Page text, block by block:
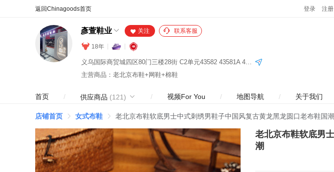
彥萱鞋业
18年
关注 联系客服
义乌国际商贸城四区80门三楼28街 C2单元43582 43581A 43581B 43583B 43583A
主营商品：老北京布鞋+网鞋+棉鞋
首页 / 供应商品 (121) / 视频For You / 地图导航 / 关于我们
店铺首页 女式布鞋 老北京布鞋软底男士中式刺绣男鞋子中国风复古黄龙黑龙圆口老布鞋国潮
老北京布鞋软底男
潮